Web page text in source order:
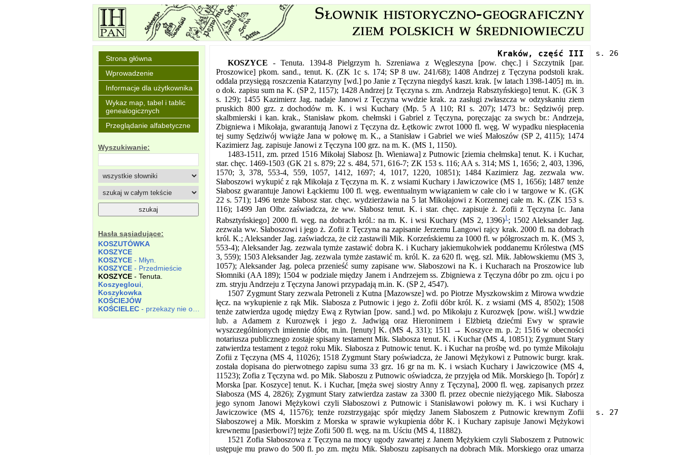
Strona główna
Wprowadzenie
Informacje dla użytkownika
Wykaz map, tabel i tablic
genealogicznych
Przeglądanie alfabetyczne
Wyszukiwanie:
Hasła sąsiadujące:
KOSZUTÓWKA
KOSZYCE
KOSZYCE - Młyn.
KOSZYCE - Przedmieście
KOSZYCE - Tenuta.
Koszyegloui
Koszykowka
KOŚCIEJÓW
KOŚCIELEC - przekazy nie określone.
Kraków, część III
KOSZYCE - Tenuta.
1394-8 Pielgrzym h. Szreniawa z Węgleszyna [pow. chęc.] i Szczytnik [par.
Proszowice] pkom. sand., tenut. K. (ZK 1c s. 174; SP 8 uw. 241/68); 1408 Andrzej z Tęczyna podstoli krak.
oddala przysięgą roszczenia Katarzyny [wd.] po Janie z Tęczyna niegdyś kaszt. krak. [w latach 1398-1405] m. in.
o dok. zapisu sum na K. (SP 2, 1157); 1428 Andrzej [z Tęczyna s. zm. Andrzeja Rabsztyńskiego] tenut. K. (GK 3
s. 129); 1455 Kazimierz Jag. nadaje Janowi z Tęczyna wwdzie krak. za zasługi zwłaszcza w odzyskaniu ziem
pruskich 800 grz. z dochodów m. K. i wsi Kuchary (Mp. 5 A 110; RI s. 207); 1473 br.: Sędziwój prep.
skalbmierski i kan. krak., Stanisław pkom. chełmski i Gabriel z Tęczyna, poręczając za swych br.: Andrzeja,
Zbigniewa i Mikołaja, gwarantują Janowi z Tęczyna dz. Łętkowic zwrot 1000 fl. węg. W wypadku niespłacenia
tej sumy Sędziwój wwiąże Jana w połowę m. K., a Stanisław i Gabriel we wieś Małoszów (SP 2, 4115); 1474
Kazimierz Jag. zapisuje Janowi z Tęczyna 100 grz. na m. K. (MS 1, 1150).
1483-1511, zm. przed 1516 Mikołaj Słabosz [h. Wieniawa] z Putnowic [ziemia chełmska] tenut. K. i Kuchar,
star. chęc. 1469-1503 (GK 21 s. 879; 22 s. 484, 571, 616-7; ZK 153 s. 116; AA s. 314; MS 1, 1656; 2, 403, 1396,
1570; 3, 378, 553-4, 559, 1057, 1412, 1697; 4, 1017, 1220, 10851); 1484 Kazimierz Jag. zezwala ww.
Słaboszowi wykupić z rąk Mikołaja z Tęczyna m. K. z wsiami Kuchary i Jawiczowice (MS 1, 1656); 1487 tenże
Słabosz gwarantuje Janowi Łąckiemu 100 fl. węg. ewentualnym wwiązaniem w całe cło i w targowe w K. (GK
22 s. 571); 1496 tenże Słabosz star. chęc. wydzierżawia na 5 lat Mikołajowi z Korzennej całe m. K. (ZK 153 s.
116); 1499 Jan Olbr. zaświadcza, że ww. Słabosz tenut. K. i star. chęc. zapisuje ż. Zofii z Tęczyna [c. Jana
Rabsztyńskiego] 2000 fl. węg. na dobrach król.: na m. K. i wsi Kuchary (MS 2, 1396)1; 1502 Aleksander Jag.
zezwala ww. Słaboszowi i jego ż. Zofii z Tęczyna na zapisanie Jerzemu Langowi rajcy krak. 2000 fl. na dobrach
król. K.; Aleksander Jag. zaświadcza, że ciż zastawili Mik. Korzeńskiemu za 1000 fl. w półgroszach m. K. (MS 3,
553-4); Aleksander Jag. zezwala tymże zastawić dobra K. i Kuchary jakiemukolwiek poddanemu Królestwa (MS
3, 559); 1503 Aleksander Jag. zezwala tymże zastawić m. król. K. za 620 fl. węg. szl. Mik. Jabłowskiemu (MS 3,
1057); Aleksander Jag. poleca przenieść sumy zapisane ww. Słaboszowi na K. i Kucharach na Proszowice lub
Słomniki (AA 189); 1504 w podziale między Janem i Andrzejem ss. Zbigniewa z Tęczyna dóbr po zm. ojcu i po
zm. stryju Andrzeju z Tęczyna Janowi przypadają m.in. K. (SP 2, 4547).
1507 Zygmunt Stary zezwala Petroneli z Kutna [Mazowsze] wd. po Piotrze Myszkowskim z Mirowa wwdzie
łęcz. na wykupienie z rąk Mik. Słabosza z Putnowic i jego ż. Zofii dóbr król. K. z wsiami (MS 4, 8502); 1508
tenże zatwierdza ugodę między Ewą z Rytwian [pow. sand.] wd. po Mikołaju z Kurozwęk [pow. wiśl.] wwdzie
lub. a Adamem z Kurozwęk i jego ż. Jadwigą oraz Hieronimem i Elżbietą dziećmi Ewy w sprawie
wyszczególnionych imiennie dóbr, m.in. [tenuty] K. (MS 4, 331); 1511 → Koszyce m. p. 2; 1516 w obecności
notariusza publicznego zostaje spisany testament Mik. Słabosza tenut. K. i Kuchar (MS 4, 10851); Zygmunt Stary
zatwierdza testament z tegoż roku Mik. Słabosza z Putnowic tenut. K. i Kuchar na prośbę wd. po tymże Mikołaju
Zofii z Tęczyna (MS 4, 11026); 1518 Zygmunt Stary poświadcza, że Janowi Mężykowi z Putnowic burgr. krak.
została dopisana do pierwotnego zapisu suma 33 grz. 16 gr na m. K. i wsiach Kuchary i Jawiczowice (MS 4,
11523); Zofia z Tęczyna wd. po Mik. Słaboszu z Putnowic oświadcza, że przyjęła od Mik. Morskiego [h. Topór] z
Morska [par. Koszyce] tenut. K. i Kuchar, [męża swej siostry Anny z Tęczyna], 2000 fl. węg. zapisanych przez
Słabosza (MS 4, 2826); Zygmunt Stary zatwierdza zastaw za 3300 fl. przez obecnie nieżyjącego Mik. Słabosza
jego synom Janowi Mężykowi czyli Słaboszowi z Putnowic i Stanisławowi połowy m. K. i wsi Kuchary i
Jawiczowice (MS 4, 11576); tenże rozstrzygając spór między Janem Słaboszem z Putnowic krewnym Zofii
Słaboszowej a Mik. Morskim z Morska w sprawie wykupienia dóbr K. i Kuchary zapisuje Janowi Mężykowi
krewnemu [pasierbowi?] tejże Zofii 500 fl. węg. na m. Uściu (MS 4, 11882).
1521 Zofia Słaboszowa z Tęczyna na mocy ugody zawartej z Janem Mężykiem czyli Słaboszem z Putnowic
ustępuje mu prawo do 500 fl. po zm. mężu Mik. Słaboszu zapisanych na dobrach Mik. Morskiego oraz umarza